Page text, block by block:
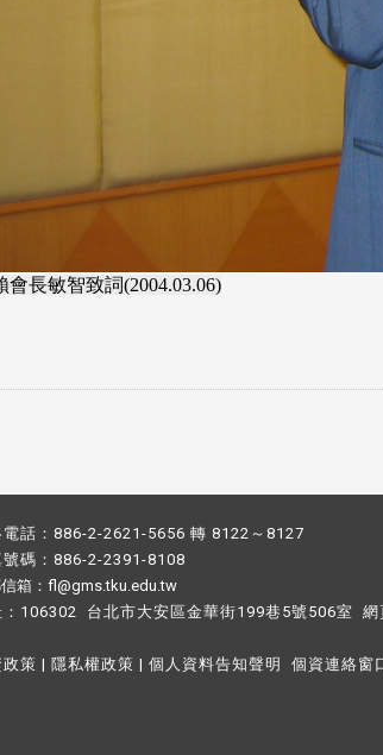
會長敏智致詞(2004.03.06)
電話：886-2-2621-5656 轉 8122～8127
號碼：886-2-2391-8108
箱：fl@gms.tku.edu.tw
：106302 台北市大安區金華街199巷5號506室 網
策 | 隱私權政策 | 個人資料告知聲明 個資連絡窗